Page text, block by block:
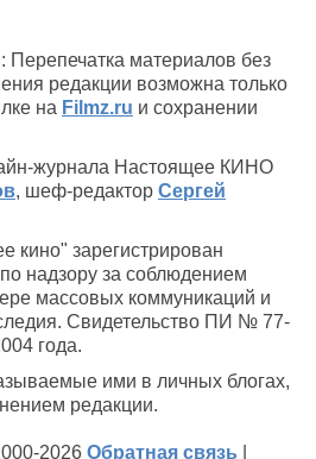
Перепечатка материалов без
редакции возможна только
на Filmz.ru и сохранении
журнала Настоящее КИНО
, шеф-редактор Сергей
кино" зарегистрирован
надзору за соблюдением
массовых коммуникаций и
Свидетельство ПИ № 77-
года.
ими в личных блогах,
редакции.
2026 Обратная связь